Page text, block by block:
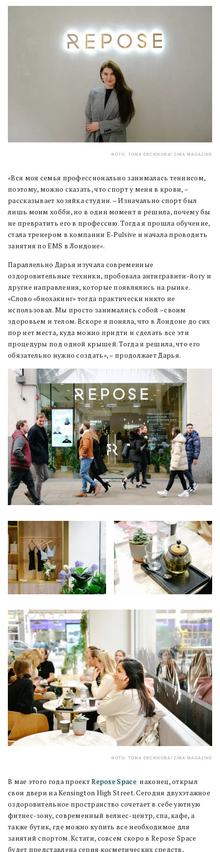
ФОТО: ТОМА ЕВСЮКОВА/ ZIMA MAGAZINE
«Вся моя семья профессионально занималась теннисом,
поэтому, можно сказать, что спорт у меня в крови, –
рассказывает хозяйка студии. – Изначально спорт был
лишь моим хобби, но в один момент я решила, почему бы
не превратить его в профессию. Тогда я прошла обучение,
стала тренером в компании E-Pulsive и начала проводить
занятия по EMS в Лондоне».
Параллельно Дарья изучала современные
оздоровительные техники, пробовала антигравити-йогу и
другие направления, которые появлялись на рынке.
«Слово «биохакинг» тогда практически никто не
использовал. Мы просто занимались собой –своим
здоровьем и телом. Вскоре я поняла, что в Лондоне до сих
пор нет места, куда можно придти и сделать все эти
процедуры под одной крышей. Тогда я решила, что его
обязательно нужно создать», – продолжает Дарья.
ФОТО: ТОМА ЕВСЮКОВА/ ZIMA MAGAZINE
В мае этого года проектRepose Space, наконец, открыл
свои двери на Kensington High Street. Сегодня двухэтажное
оздоровительное пространство сочетает в себе уютную
фитнес-зону, современный велнес-центр, спа, кафе, а
также бутик, где можно купить все необходимое для
занятий спортом. Кстати, совсем скоро в Repose Space
будет представлена серия косметических средств,